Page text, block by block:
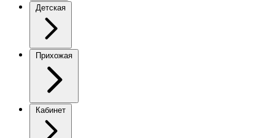
Детская
Прихожая
Кабинет